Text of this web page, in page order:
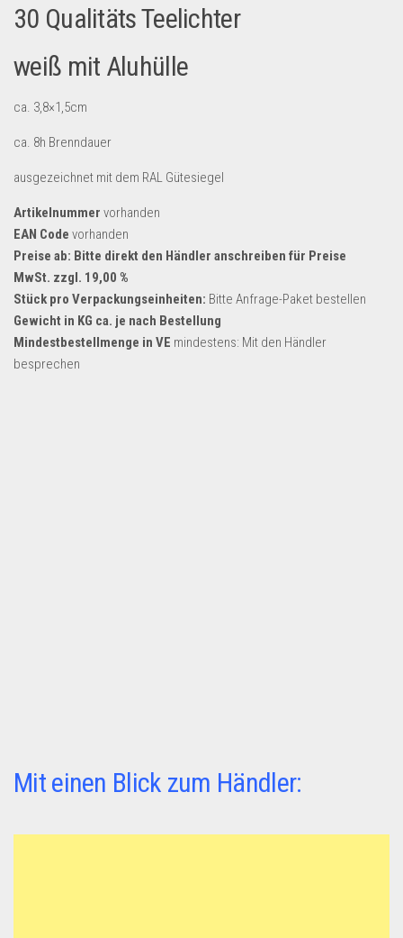
Spielzeug & Games
Schuhe & Accessoires
Uhren & Schmuck
Wohnen & Einrichten
Restposten-Angebote
eBay Restposten kaufen
Sonderposten-Angebote
Dropshipping-Produkte
B2B Produkte
30 Qualitäts Teelichter
weiß mit Aluhülle
ca. 3,8×1,5cm
ca. 8h Brenndauer
ausgezeichnet mit dem RAL Gütesiegel
Artikelnummer vorhanden
EAN Code vorhanden
Preise ab: Bitte direkt den Händler anschreiben für Preise
MwSt. zzgl. 19,00 %
Stück pro Verpackungseinheiten: Bitte Anfrage-Paket bestellen
Gewicht in KG ca. je nach Bestellung
Mindestbestellmenge in VE mindestens: Mit den Händler
besprechen
Mit einen Blick zum Händler: